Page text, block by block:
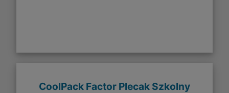
CoolPack Factor Plecak Szkolny